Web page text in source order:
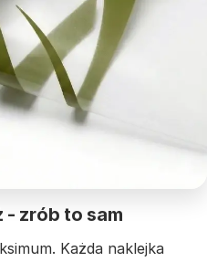
- zrób to sam
Każda naklejka